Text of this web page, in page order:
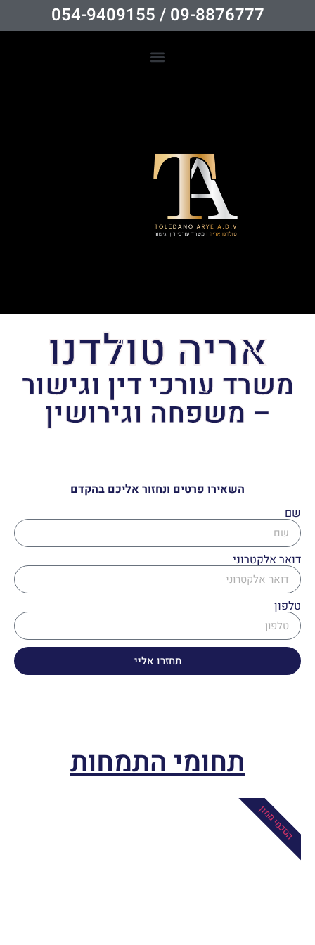
09-8876777 / 054-9409155
אריה טולדנו
משרד עורכי דין וגישור
– משפחה וגירושין
השאירו פרטים ונחזור אליכם בהקדם
שם
דואר אלקטרוני
טלפון
תחזרו אליי
תחומי התמחות
הסכמי ממון